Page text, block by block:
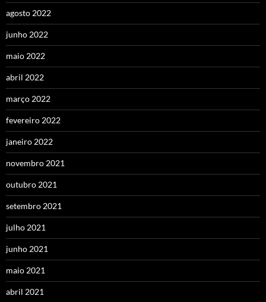
agosto 2022
junho 2022
maio 2022
abril 2022
março 2022
fevereiro 2022
janeiro 2022
novembro 2021
outubro 2021
setembro 2021
julho 2021
junho 2021
maio 2021
abril 2021